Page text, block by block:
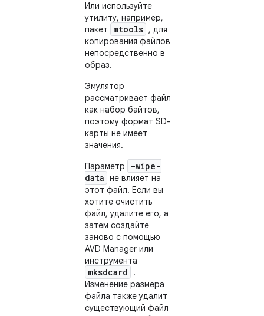
Или используйте
утилиту, например,
пакет
mtools , для
копирования файлов
непосредственно в
образ.
Эмулятор
рассматривает файл
как набор байтов,
поэтому формат SD-
карты не имеет
значения.
Параметр
-wipe-
data не влияет на
этот файл. Если вы
хотите очистить
файл, удалите его, а
затем создайте
заново с помощью
AVD Manager или
инструмента
mksdcard
.
Изменение размера
файла также удалит
существующий файл